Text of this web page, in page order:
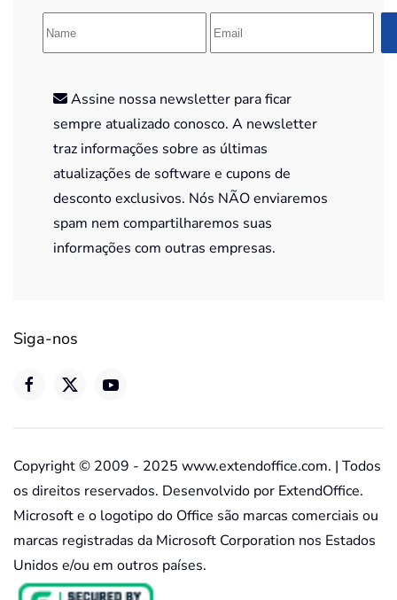
Assine nossa newsletter para ficar
sempre atualizado conosco. A newsletter
traz informações sobre as últimas
atualizações de software e cupons de
desconto exclusivos. Nós NÃO enviaremos
spam nem compartilharemos suas
informações com outras empresas.
Siga-nos
Copyright © 2009 - 2025 www.extendoffice.com. | Todos
os direitos reservados. Desenvolvido por ExtendOffice.
Microsoft e o logotipo do Office são marcas comerciais ou
marcas registradas da Microsoft Corporation nos Estados
Unidos e/ou em outros países.